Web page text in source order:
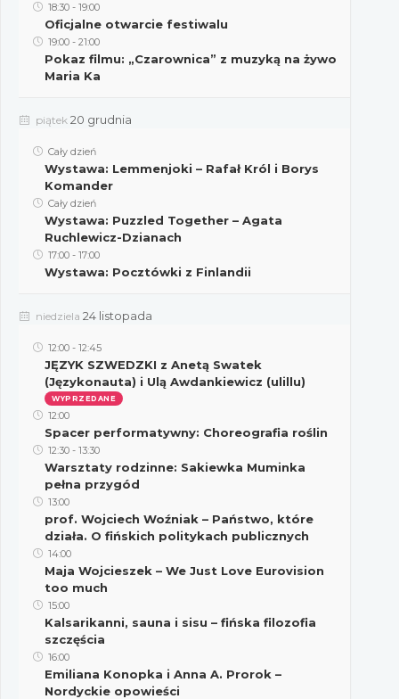
18:30 - 19:00
Oficjalne otwarcie festiwalu
19:00 - 21:00
Pokaz filmu: „Czarownica” z muzyką na żywo
Maria Ka
piątek 20 grudnia
Cały dzień
Wystawa: Lemmenjoki – Rafał Król i Borys
Komander
Cały dzień
Wystawa: Puzzled Together – Agata
Ruchlewicz-Dzianach
17:00 - 17:00
Wystawa: Pocztówki z Finlandii
niedziela 24 listopada
12:00 - 12:45
JĘZYK SZWEDZKI z Anetą Swatek
(Językonauta) i Ulą Awdankiewicz (ulillu)
WYPRZEDANE
12:00
Spacer performatywny: Choreografia roślin
12:30 - 13:30
Warsztaty rodzinne: Sakiewka Muminka
pełna przygód
13:00
prof. Wojciech Woźniak – Państwo, które
działa. O fińskich politykach publicznych
14:00
Maja Wojcieszek – We Just Love Eurovision
too much
15:00
Kalsarikanni, sauna i sisu – fińska filozofia
szczęścia
16:00
Emiliana Konopka i Anna A. Prorok –
Nordyckie opowieści